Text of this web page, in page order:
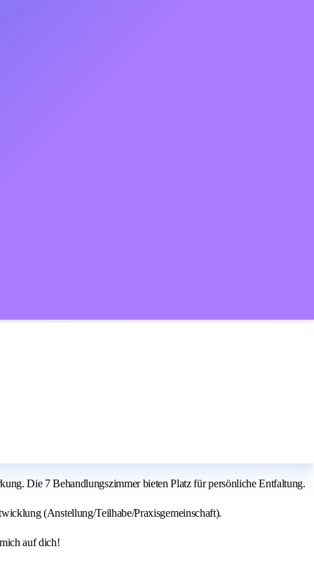
Die 7 Behandlungszimmer bieten Platz für persönliche Entfaltung.
(Anstellung/Teilhabe/Praxisgemeinschaft).
auf dich!